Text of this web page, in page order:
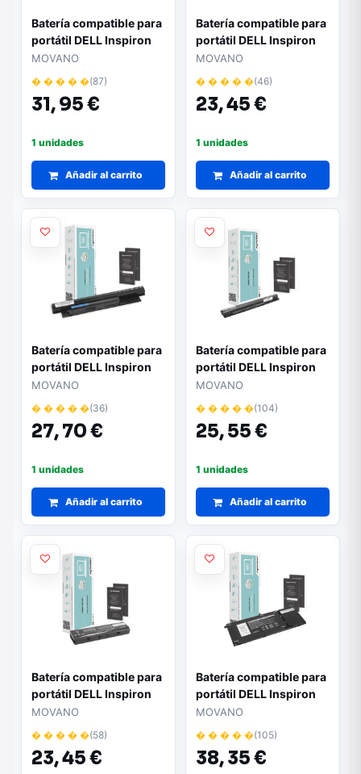
Batería compatible para
portátil DELL Inspiron
13 7373 11.55V
3200mAh Movano
MOVANO
� � � � �(87)
31,95 €
1 unidades
Añadir al carrito
Batería compatible para
portátil DELL Inspiron
14 3437 14.8V
2200mAh Movano
MOVANO
� � � � �(46)
23,45 €
1 unidades
Añadir al carrito
Batería compatible para
portátil DELL Inspiron
14/15/17 11.1V 4400
mAh Movano
MOVANO
� � � � �(36)
27,70 €
1 unidades
Añadir al carrito
Batería compatible para
portátil DELL Inspiron
15 3451 14.8V
2200mAh Movano
MOVANO
� � � � �(104)
25,55 €
1 unidades
Añadir al carrito
Batería compatible para
portátil DELL Inspiron
1525 11.1V 4400mAh
MOVANO
� � � � �(58)
23,45 €
Batería compatible para
portátil DELL Inspiron
1525 15.2V 3600mAh
MOVANO
� � � � �(105)
38,35 €